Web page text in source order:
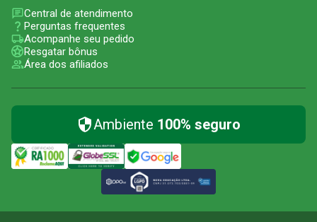
Central de atendimento
Perguntas frequentes
Acompanhe seu pedido
Resgatar bônus
Área dos afiliados
Ambiente 100% seguro